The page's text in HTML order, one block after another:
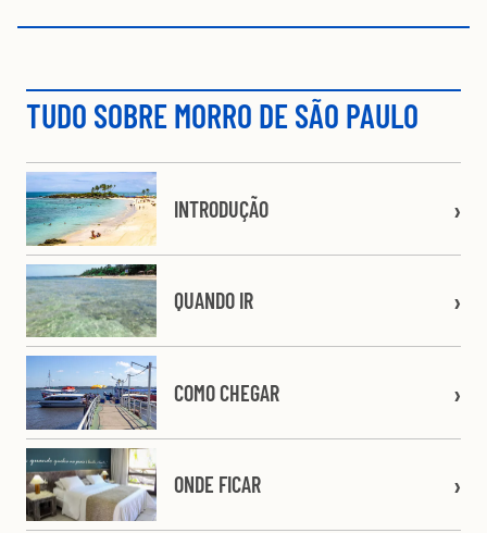
TUDO SOBRE MORRO DE SÃO PAULO
INTRODUÇÃO
QUANDO IR
COMO CHEGAR
ONDE FICAR